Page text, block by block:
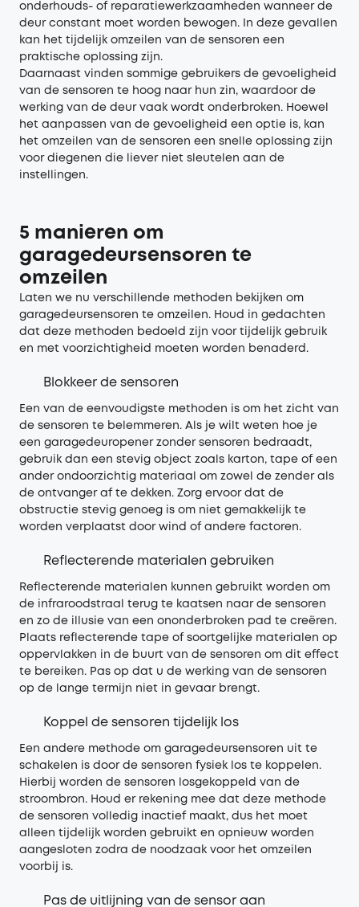
onderhouds- of reparatiewerkzaamheden wanneer de
deur constant moet worden bewogen. In deze gevallen
kan het tijdelijk omzeilen van de sensoren een
praktische oplossing zijn.
Daarnaast vinden sommige gebruikers de gevoeligheid
van de sensoren te hoog naar hun zin, waardoor de
werking van de deur vaak wordt onderbroken. Hoewel
het aanpassen van de gevoeligheid een optie is, kan
het omzeilen van de sensoren een snelle oplossing zijn
voor diegenen die liever niet sleutelen aan de
instellingen.
5 manieren om
garagedeursensoren te
omzeilen
Laten we nu verschillende methoden bekijken om
garagedeursensoren te omzeilen. Houd in gedachten
dat deze methoden bedoeld zijn voor tijdelijk gebruik
en met voorzichtigheid moeten worden benaderd.
Blokkeer de sensoren
Een van de eenvoudigste methoden is om het zicht van
de sensoren te belemmeren. Als je wilt weten hoe je
een garagedeuropener zonder sensoren bedraadt,
gebruik dan een stevig object zoals karton, tape of een
ander ondoorzichtig materiaal om zowel de zender als
de ontvanger af te dekken. Zorg ervoor dat de
obstructie stevig genoeg is om niet gemakkelijk te
worden verplaatst door wind of andere factoren.
Reflecterende materialen gebruiken
Reflecterende materialen kunnen gebruikt worden om
de infraroodstraal terug te kaatsen naar de sensoren
en zo de illusie van een ononderbroken pad te creëren.
Plaats reflecterende tape of soortgelijke materialen op
oppervlakken in de buurt van de sensoren om dit effect
te bereiken. Pas op dat u de werking van de sensoren
op de lange termijn niet in gevaar brengt.
Koppel de sensoren tijdelijk los
Een andere methode om garagedeursensoren uit te
schakelen is door de sensoren fysiek los te koppelen.
Hierbij worden de sensoren losgekoppeld van de
stroombron. Houd er rekening mee dat deze methode
de sensoren volledig inactief maakt, dus het moet
alleen tijdelijk worden gebruikt en opnieuw worden
aangesloten zodra de noodzaak voor het omzeilen
voorbij is.
Pas de uitlijning van de sensor aan